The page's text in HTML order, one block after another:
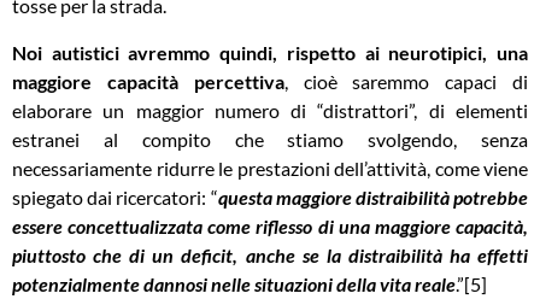
tosse per la strada.
Noi autistici avremmo quindi, rispetto ai neurotipici, una
maggiore capacità percettiva, cioè saremmo capaci di
elaborare un maggior numero di “distrattori”, di elementi
estranei al compito che stiamo svolgendo, senza
necessariamente ridurre le prestazioni dell’attività, come viene
spiegato dai ricercatori: “questa maggiore distraibilità potrebbe
essere concettualizzata come riflesso di una maggiore capacità,
piuttosto che di un deficit, anche se la distraibilità ha effetti
potenzialmente dannosi nelle situazioni della vita reale.”[5]